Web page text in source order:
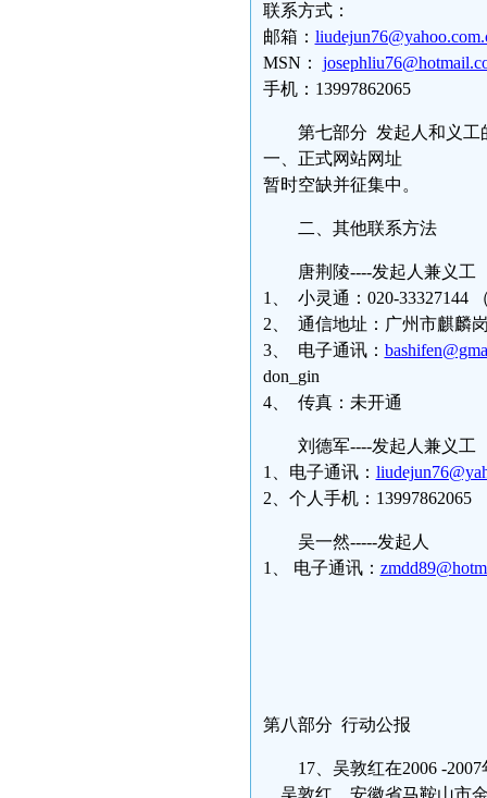
联系方式：
邮箱：
MSN：
手机：13997862065
第七部分 发起人和义工
一、正式网站网址
暂时空缺并征集中。
二、其他联系方法
唐荆陵----发起人兼义工
1、 小灵通：020-33327144
2、 通信地址：广州市麒麟
3、 电子通讯：
don_gin
4、 传真：未开通
刘德军----发起人兼义工
1、电子通讯：
2、个人手机：13997862065
吴一然-----发起人
1、 电子通讯：
第八部分 行动公报
17、吴敦红在2006 -
吴敦红，安徽省马鞍山市